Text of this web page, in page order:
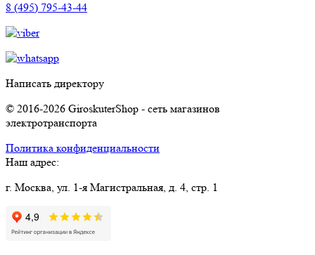
8 (495) 795-43-44
Написать директору
© 2016-2026 GiroskuterShop - сеть магазинов
электротранспорта
Политика конфиденциальности
Наш адрес:
г. Москва, ул. 1-я Магистральная, д. 4, стр. 1